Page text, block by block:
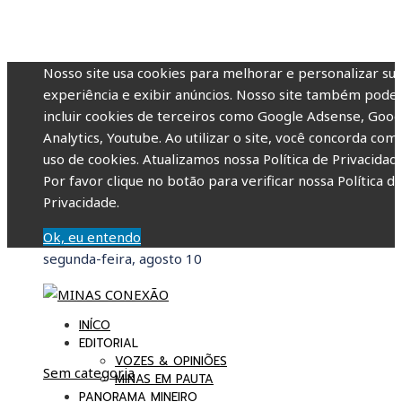
Nosso site usa cookies para melhorar e personalizar sua
experiência e exibir anúncios. Nosso site também pode
incluir cookies de terceiros como Google Adsense,
Analytics, Youtube. Ao utilizar o site, você concorda com
uso de cookies. Atualizamos nossa Política de
Por favor clique no botão para verificar nossa Política de
Privacidade.
Ok, eu entendo
segunda-feira, agosto 10
INÍCO
EDITORIAL
VOZES & OPINIÕES
MINAS EM PAUTA
PANORAMA MINEIRO
Sem categoria